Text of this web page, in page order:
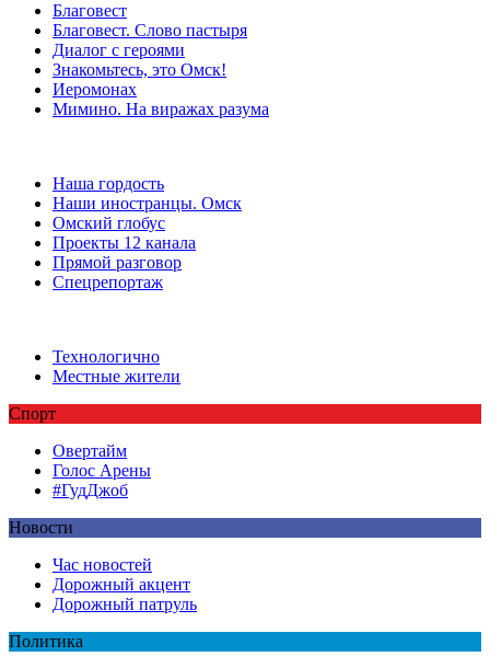
Благовест
Благовест. Слово пастыря
Диалог с героями
Знакомьтесь, это Омск!
Иеромонах
Мимино. На виражах разума
Наша гордость
Наши иностранцы. Омск
Омский глобус
Проекты 12 канала
Прямой разговор
Спецрепортаж
Технологично
Местные жители
Спорт
Овертайм
Голос Арены
#ГудДжоб
Новости
Час новостей
Дорожный акцент
Дорожный патруль
Политика